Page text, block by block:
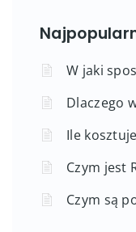
W jaki
Dlaczego
Ile
Czym jest
Czym są